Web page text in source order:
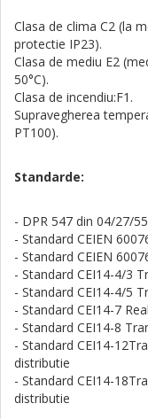
Clasa de clima C2 (la
protectie IP23).
Clasa de mediu E2
50°C).
Clasa de incendiu:F1.
Supravegherea
PT100).
Standarde:
- DPR 547 din 04/27/55
- Standard CEIEN
- Standard CEIEN
- Standard CEI14-4/3
- Standard CEI14-4/5
- Standard CEI14-7
- Standard CEI14-8
- Standard CEI14-
distributie
- Standard CEI14-
distributie